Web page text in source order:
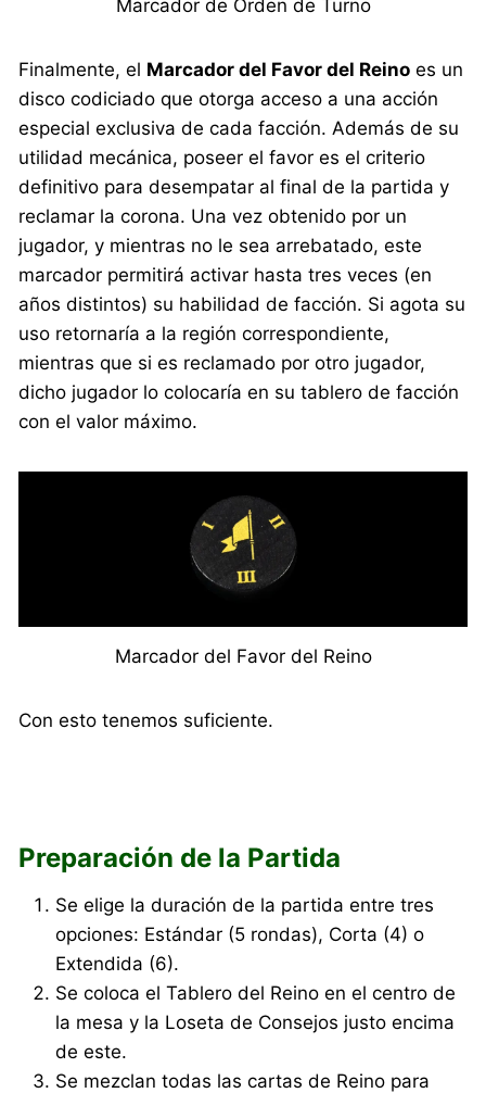
Marcador de Orden de Turno
Finalmente, el Marcador del Favor del Reino es un
disco codiciado que otorga acceso a una acción
especial exclusiva de cada facción. Además de su
utilidad mecánica, poseer el favor es el criterio
definitivo para desempatar al final de la partida y
reclamar la corona. Una vez obtenido por un
jugador, y mientras no le sea arrebatado, este
marcador permitirá activar hasta tres veces (en
años distintos) su habilidad de facción. Si agota su
uso retornaría a la región correspondiente,
mientras que si es reclamado por otro jugador,
dicho jugador lo colocaría en su tablero de facción
con el valor máximo.
Marcador del Favor del Reino
Con esto tenemos suficiente.
Preparación de la Partida
Se elige la duración de la partida entre tres
opciones: Estándar (5 rondas), Corta (4) o
Extendida (6).
Se coloca el Tablero del Reino en el centro de
la mesa y la Loseta de Consejos justo encima
de este.
Se mezclan todas las cartas de Reino para